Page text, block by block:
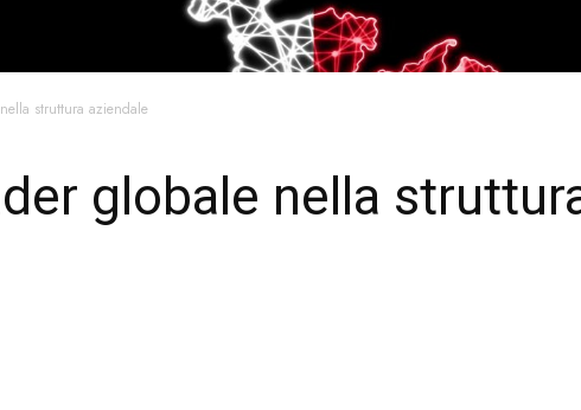
struttura aziendale
globale nella